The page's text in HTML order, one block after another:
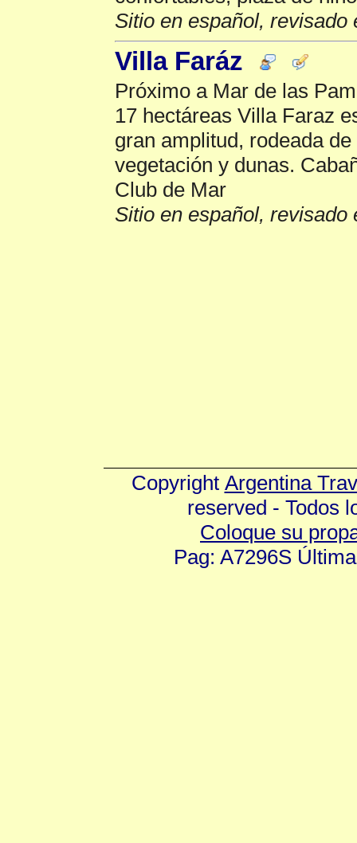
Sitio en español, revisado
Villa Faráz
Próximo a Mar de las
17 hectáreas Villa Faraz
gran amplitud, rodeada
vegetación y dunas.
Club de Mar
Sitio en español, revisado
Copyright Argentina
reserved - Todos
Coloque su
Pag: A7296S